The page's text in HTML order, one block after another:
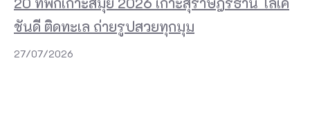
ชันดี ติดทะเล ถ่ายรูปสวยทุกมุม
27/07/2026